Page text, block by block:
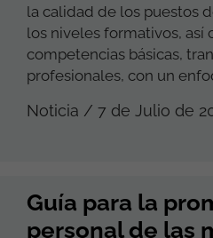
la calidad de los puestos
los niveles formativos, así
competencias básicas,
profesionales, con un
Noticia / 7 de Julio de
Guía para la
personal de las